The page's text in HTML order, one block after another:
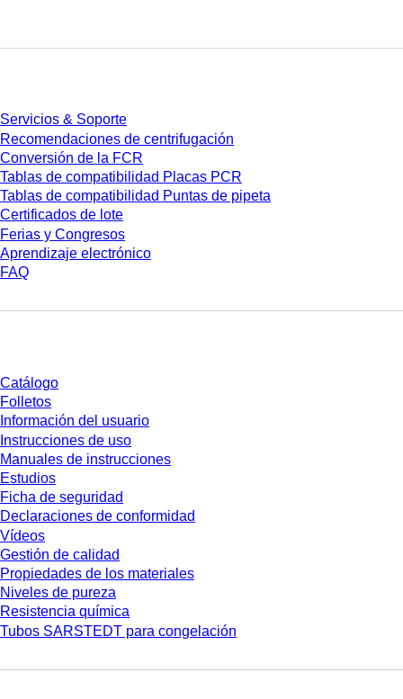
Servicios & Soporte
Recomendaciones de centrifugación
Conversión de la FCR
Tablas de compatibilidad Placas PCR
Tablas de compatibilidad Puntas de pipeta
Certificados de lote
Ferias y Congresos
Aprendizaje electrónico
FAQ
Catálogo
Folletos
Información del usuario
Instrucciones de uso
Manuales de instrucciones
Estudios
Ficha de seguridad
Declaraciones de conformidad
Vídeos
Gestión de calidad
Propiedades de los materiales
Niveles de pureza
Resistencia química
Tubos SARSTEDT para congelación